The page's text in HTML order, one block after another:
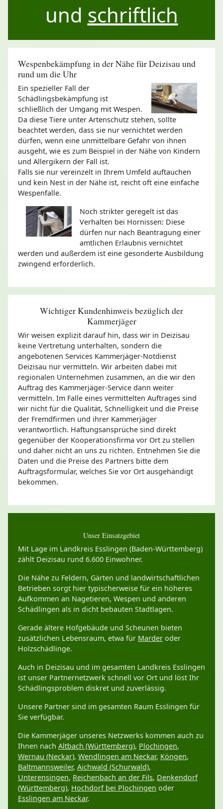
und schriftlich
Wespenbekämpfung in der Nähe für Deizisau und
rund um die Uhr
Ein spezieller Fall der
Schädlingsbekämpfung ist
schließlich der Umgang mit Wespen.
Da diese Tiere unter Artenschutz stehen, sollte
beachtet werden, dass sie nur vernichtet werden
dürfen, wenn eine unmittelbare Gefahr von ihnen
ausgeht, wie es zum Beispiel in der Nähe von Kindern
und Allergikern der Fall ist.
Falls sie nur vereinzelt in Ihrem Umfeld auftauchen
und kein Nest in der Nähe ist, reicht oft eine einfache
Wespenfalle.
Noch strikter geregelt ist das
Verhalten bei Hornissen: Diese
dürfen nur nach Beantragung einer
amtlichen Erlaubnis vernichtet
werden und außerdem ist eine gesonderte Ausbildung
zwingend erforderlich.
Wichtiger Kundenhinweis bezüglich der
Kammerjäger
Wir weisen explizit darauf hin, dass wir in Deizisau
keine Vertretung unterhalten, sondern die
angebotenen Services Kammerjäger-Notdienst
Deizisau nur vermitteln. Wir arbeiten dabei mit
regionalen Unternehmen zusammen, an die wir den
Auftrag des Kammerjäger-Service dann weiter
vermitteln. Im Falle eines vermittelten Auftrages sind
wir nicht für die Qualität, Schnelligkeit und die Preise
der Fremdfirmen und ihrer Kammerjäger
verantwortlich. Haftungsansprüche sind direkt
gegenüber der Kooperationsfirma vor Ort zu stellen
und daher nicht an uns zu richten. Entnehmen Sie die
Daten und die Preise des Partners bitte dem
Auftragsformular, welches Sie vor Ort ausgehändigt
bekommen.
Unser Einsatzgebiet
Mit Lage im Landkreis Esslingen (Baden-Württemberg)
zählt Deizisau rund 6.600 Einwohner.
Die Nähe zu Feldern, Gärten und landwirtschaftlichen
Betrieben sorgt hier typischerweise für ein höheres
Aufkommen an Nagetieren, Wespen und anderen
Schädlingen als in dicht bebauten Stadtlagen.
Gerade ältere Hofgebäude und Scheunen bieten
zusätzlichen Lebensraum, etwa für Marder oder
Holzschädlinge.
Auch in Deizisau und im gesamten Landkreis Esslingen
ist unser Partnernetzwerk schnell vor Ort und löst Ihr
Schädlingsproblem diskret und zuverlässig.
Unsere Partner sind im gesamten Raum Esslingen für
Sie verfügbar.
Die Kammerjäger unseres Netzwerks kommen auch zu
Ihnen nach Altbach (Württemberg), Plochingen,
Wernau (Neckar), Wendlingen am Neckar, Köngen,
Baltmannsweiler, Aichwald (Schurwald),
Unterensingen, Reichenbach an der Fils, Denkendorf
(Württemberg), Hochdorf bei Plochingen oder
Esslingen am Neckar.